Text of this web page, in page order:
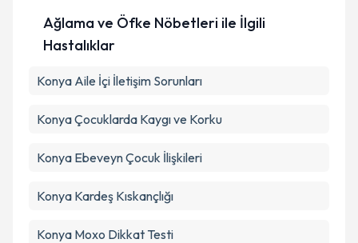
Ağlama ve Öfke Nöbetleri ile İlgili
Hastalıklar
Konya Aile İçi İletişim Sorunları
Konya Çocuklarda Kaygı ve Korku
Konya Ebeveyn Çocuk İlişkileri
Konya Kardeş Kıskançlığı
Konya Moxo Dikkat Testi